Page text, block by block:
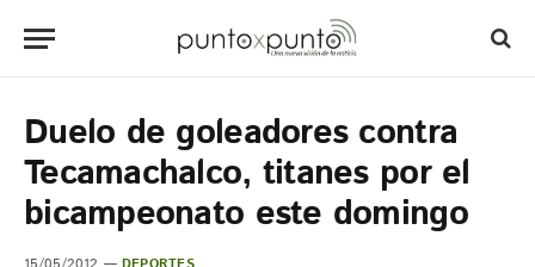
Duelo de goleadores contra
Tecamachalco, titanes por el
bicampeonato este domingo